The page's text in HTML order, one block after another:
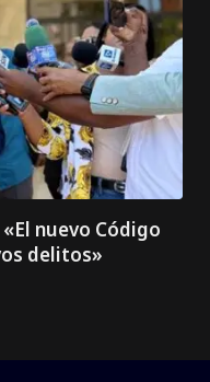
nuevo Código
delitos»